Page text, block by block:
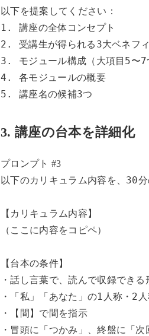
以下を提案してください：
1. 講座の全体コンセプト
2. 受講生が得られる3大ベネフ
3. モジュール構成（大項目5〜7
4. 各モジュールの概要
5. 講座名の候補3つ
3. 講座の台本を詳細化
プロンプト #3
以下のカリキュラム内容を、30
【カリキュラム内容】
（ここに内容をコピペ）
【台本の条件】
・話し言葉で、読んで収録できる
・「私」「あなた」の1人称・2
・【間】で間を指示
・冒頭に「つかみ」、終盤に「次